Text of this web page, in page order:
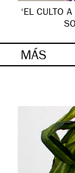
‘EL CULTO
MÁS